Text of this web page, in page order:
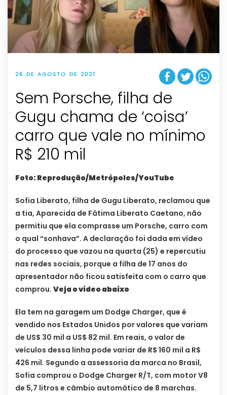
26 DE AGOSTO DE 2021
Sem Porsche, filha de
Gugu chama de ‘coisa’
carro que vale no mínimo
R$ 210 mil
Foto: Reprodução/Metrópoles/YouTube
Sofia Liberato, filha de Gugu Liberato, reclamou que
a tia, Aparecida de Fátima Liberato Caetano, não
permitiu que ela comprasse um Porsche, carro com
o qual “sonhava”. A declaração foi dada em vídeo
do processo que vazou na quarta (25) e repercutiu
nas redes sociais, porque a filha de 17 anos do
apresentador não ficou satisfeita com o carro que
comprou. Veja o vídeo abaixo
Ela tem na garagem um Dodge Charger, que é
vendido nos Estados Unidos por valores que variam
de US$ 30 mil a US$ 82 mil. Em reais, o valor de
veículos dessa linha pode variar de R$ 160 mil a R$
426 mil. Segundo a assessoria da marca no Brasil,
Sofia comprou o Dodge Charger R/T, com motor V8
de 5,7 litros e câmbio automático de 8 marchas.